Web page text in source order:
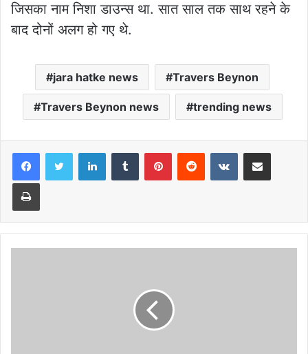
जिसका नाम निशा डाउन्स था. सात साल तक साथ रहने के
बाद दोनों अलग हो गए थे.
jara hatke news Travers Beynon
Travers Beynon news trending news
LinkedInTumblr PinterestReddit VKontakteShare via Email
Print